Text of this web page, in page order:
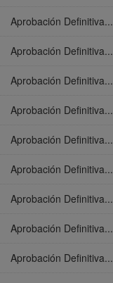
Aprobación Definitiva...
Aprobación Definitiva...
Aprobación Definitiva...
Aprobación Definitiva...
Aprobación Definitiva...
Aprobación Definitiva...
Aprobación Definitiva...
Aprobación Definitiva...
Aprobación Definitiva...